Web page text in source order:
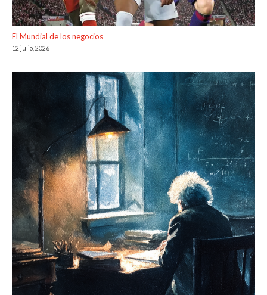
El Mundial de los negocios
12 julio, 2026